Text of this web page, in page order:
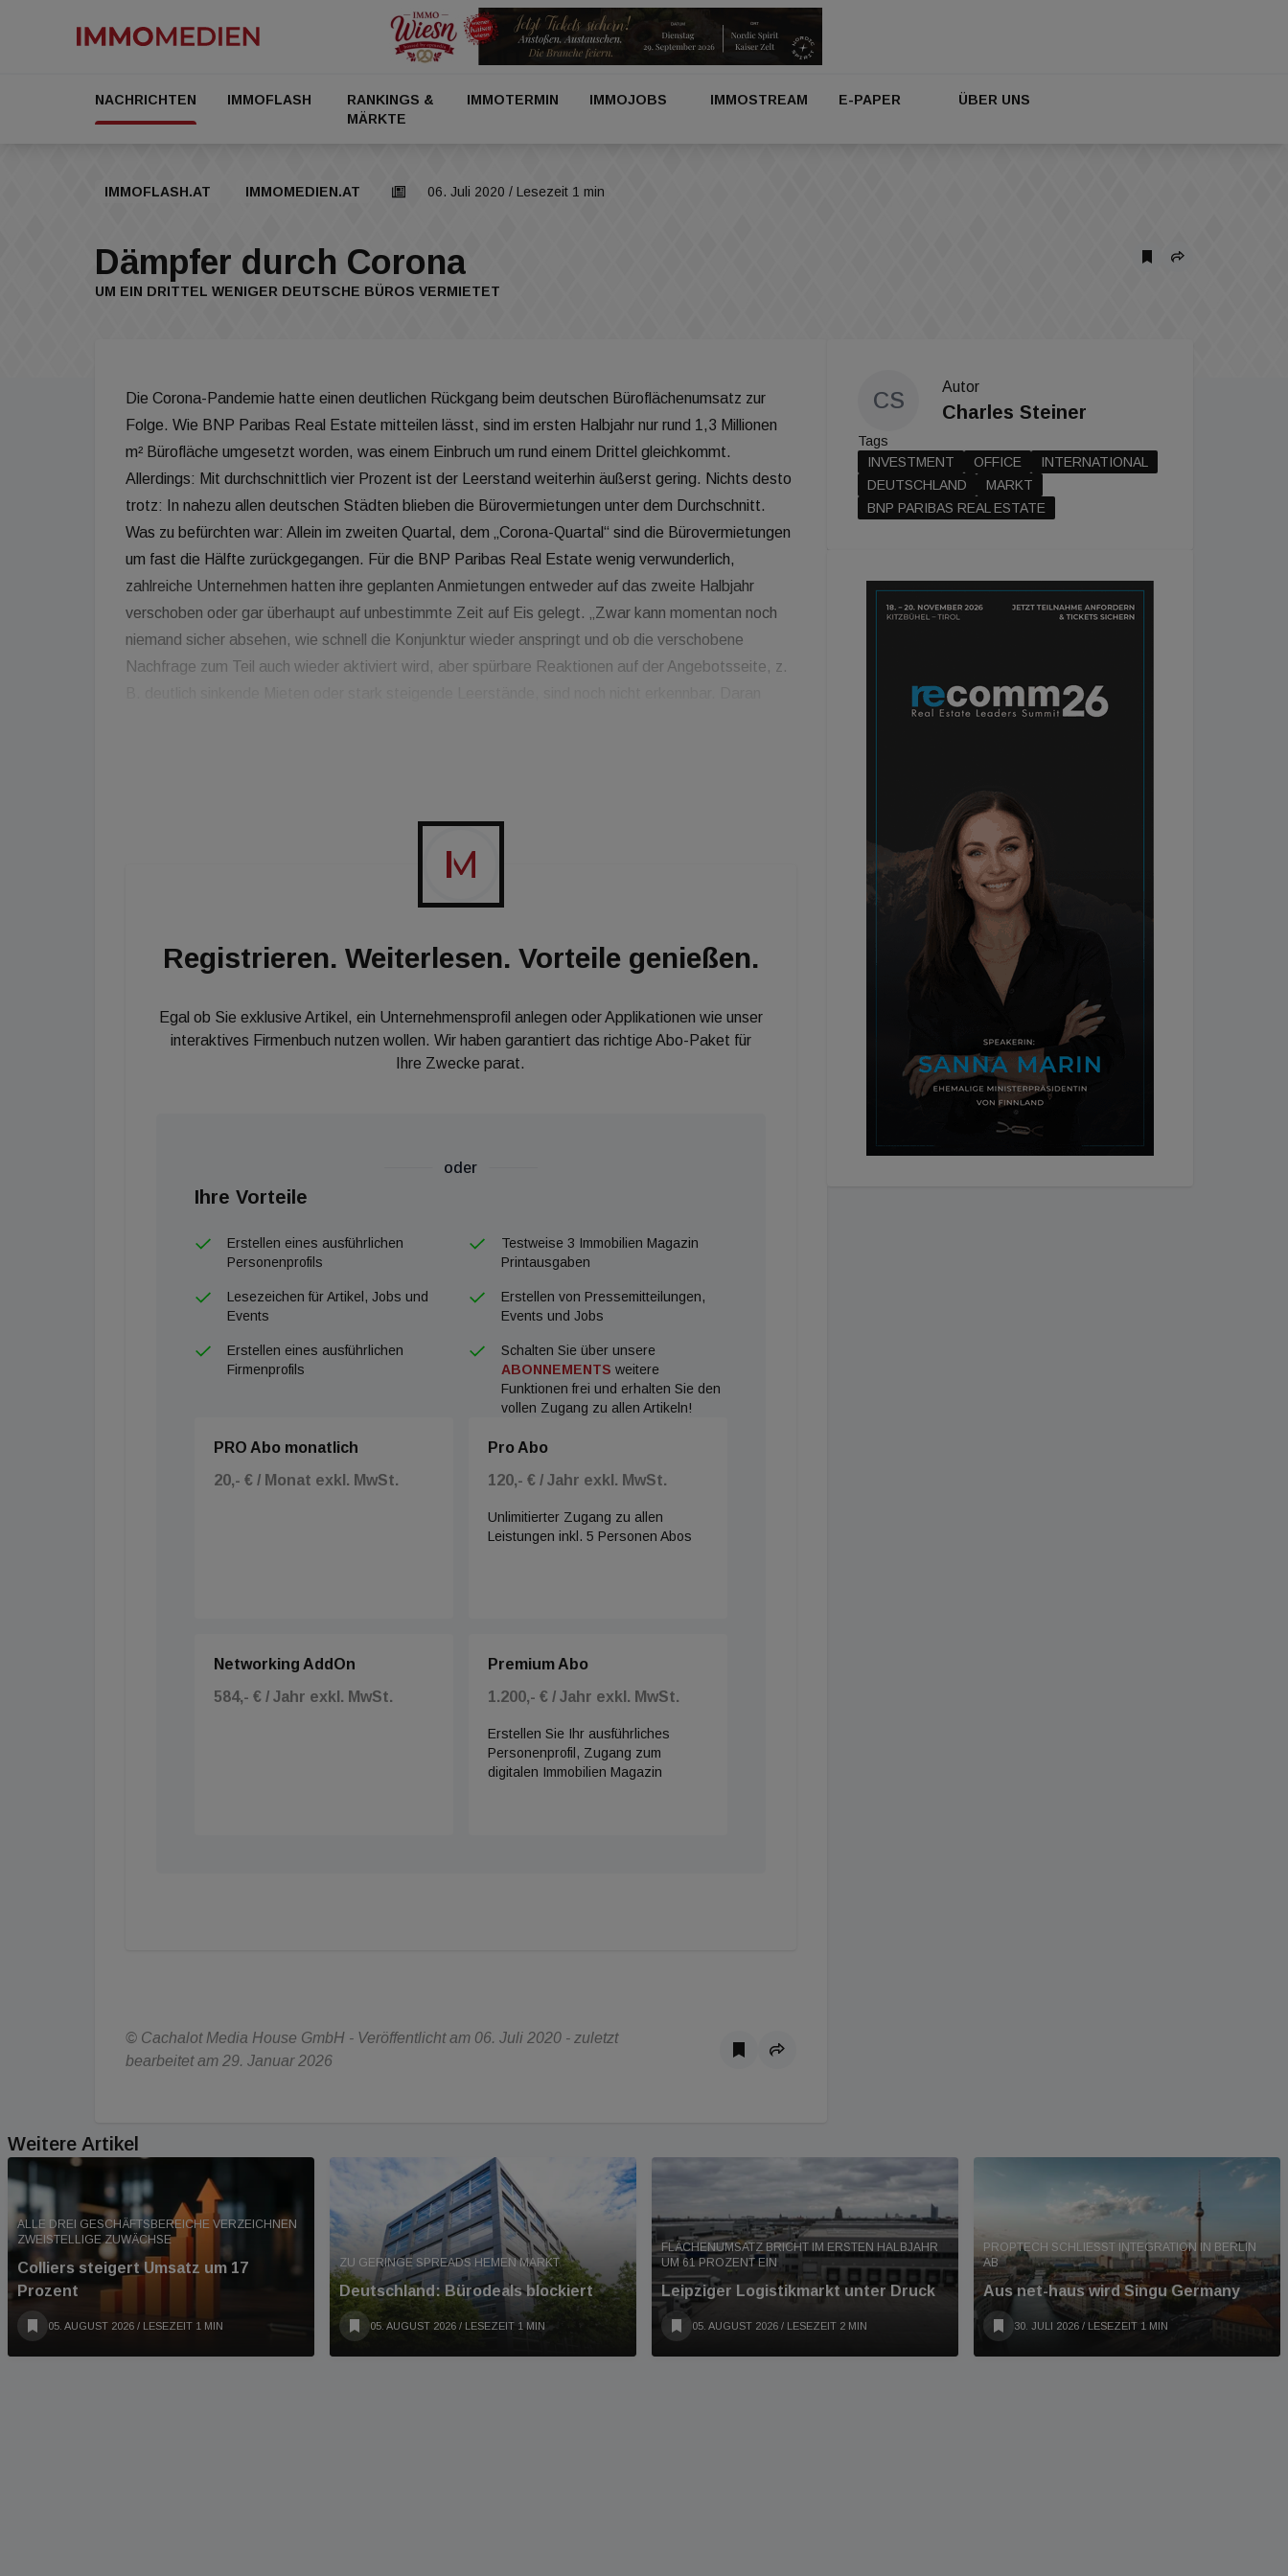
NACHRICHTEN IMMOFLASH
RANKINGS &
MÄRKTE
IMMOTERMIN IMMOJOBS IMMOSTREAM E-PAPER ÜBER UNS
IMMOFLASH.AT IMMOMEDIEN.AT 06. Juli 2020 / Lesezeit 1 min
Dämpfer durch Corona
UM EIN DRITTEL WENIGER DEUTSCHE BÜROS VERMIETET
Die Corona-Pandemie hatte einen deutlichen Rückgang beim deutschen Büroflächenumsatz zur
Folge. Wie BNP Paribas Real Estate mitteilen lässt, sind im ersten Halbjahr nur rund 1,3 Millionen
m² Bürofläche umgesetzt worden, was einem Einbruch um rund einem Drittel gleichkommt.
Allerdings: Mit durchschnittlich vier Prozent ist der Leerstand weiterhin äußerst gering. Nichts desto
trotz: In nahezu allen deutschen Städten blieben die Bürovermietungen unter dem Durchschnitt.
Was zu befürchten war: Allein im zweiten Quartal, dem „Corona-Quartal“ sind die Bürovermietungen
um fast die Hälfte zurückgegangen. Für die BNP Paribas Real Estate wenig verwunderlich,
zahlreiche Unternehmen hatten ihre geplanten Anmietungen entweder auf das zweite Halbjahr
verschoben oder gar überhaupt auf unbestimmte Zeit auf Eis gelegt. „Zwar kann momentan noch
niemand sicher absehen, wie schnell die Konjunktur wieder anspringt und ob die verschobene
Nachfrage zum Teil auch wieder aktiviert wird, aber spürbare Reaktionen auf der Angebotsseite, z.
2019 haben sie aktuell lediglich um im Schnitt 5 Prozent zugelegt. Die Leerstandsrate über alle
Standorte liegt bei 4 Prozent und damit nur 10 Basispunkte höher als vor der Corona-Pandemie.
Die mit Abstand niedrigste Leerstandsrate weist nach wie vor Berlin mit 1,9 Prozent auf, gefolgt
von München mit 2,6 Prozent. Im CBD der bayerischen Landeshauptstadt wird sogar nur eine
notiert und auch in Hamburg sind es nur 4 Prozent. In Leipzig beläuft sich der aktuelle Wert auf 5,0
Registrieren. Weiterlesen. Vorteile genießen.
Egal ob Sie exklusive Artikel, ein Unternehmensprofil anlegen oder Applikationen wie unser
interaktives Firmenbuch nutzen wollen. Wir haben garantiert das richtige Abo-Paket für
Ihre Zwecke parat.
oder
Ihre Vorteile
Erstellen eines ausführlichen
Personenprofils
Testweise 3 Immobilien Magazin
Printausgaben
Lesezeichen für Artikel, Jobs und
Events
Erstellen von Pressemitteilungen,
Events und Jobs
Erstellen eines ausführlichen
Firmenprofils
Schalten Sie über unsere
ABONNEMENTS weitere
Funktionen frei und erhalten Sie den
vollen Zugang zu allen Artikeln!
PRO Abo monatlich
20,- € / Monat exkl. MwSt.
Pro Abo
120,- € / Jahr exkl. MwSt.
Unlimitierter Zugang zu allen
Leistungen inkl. 5 Personen Abos
Networking AddOn
584,- € / Jahr exkl. MwSt.
Premium Abo
1.200,- € / Jahr exkl. MwSt.
Erstellen Sie Ihr ausführliches
Personenprofil, Zugang zum
digitalen Immobilien Magazin
© Cachalot Media House GmbH - Veröffentlicht am 06. Juli 2020 - zuletzt
bearbeitet am 29. Januar 2026
CS
Autor
Charles Steiner
Tags
INVESTMENT
OFFICE
INTERNATIONAL
DEUTSCHLAND
MARKT
BNP PARIBAS REAL ESTATE
Weitere Artikel
ALLE DREI GESCHÄFTSBEREICHE VERZEICHNEN
ZWEISTELLIGE ZUWÄCHSE
Colliers steigert Umsatz um 17
Prozent
05. AUGUST 2026 / LESEZEIT 1 MIN
ZU GERINGE SPREADS HEMEN MARKT
Deutschland: Bürodeals blockiert
05. AUGUST 2026 / LESEZEIT 1 MIN
FLÄCHENUMSATZ BRICHT IM ERSTEN HALBJAHR
UM 61 PROZENT EIN
Leipziger Logistikmarkt unter Druck
05. AUGUST 2026 / LESEZEIT 2 MIN
PROPTECH SCHLIESST INTEGRATION IN BERLIN A
B
Aus net-haus wird Singu Germany
30. JULI 2026 / LESEZEIT 1 MIN